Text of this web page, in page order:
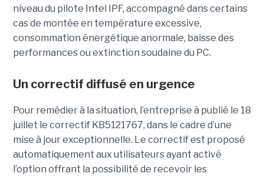
niveau du pilote Intel IPF, accompagné dans certains
cas de montée en température excessive,
consommation énergétique anormale, baisse des
performances ou extinction soudaine du PC.
Un correctif diffusé en urgence
Pour remédier à la situation, l’entreprise à publié le 18
juillet le correctif KB5121767, dans le cadre d’une
mise à jour exceptionnelle. Le correctif est proposé
automatiquement aux utilisateurs ayant activé
l’option offrant la possibilité de recevoir les